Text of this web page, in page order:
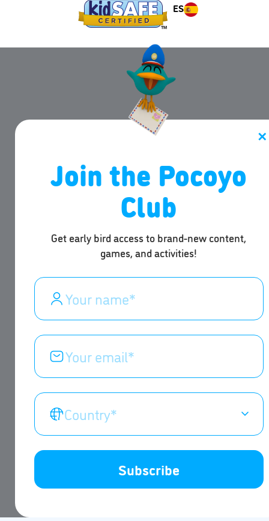
ES
✕
Join the Pocoyo
Club
Get early bird access to brand-new content,
games, and activities!